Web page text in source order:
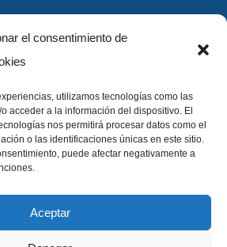
el consentimiento de
utilizamos tecnologías como las
acceder a la información del dispositivo. El
nos permitirá procesar datos como el
o las identificaciones únicas en este sitio.
puede afectar negativamente a
Aceptar